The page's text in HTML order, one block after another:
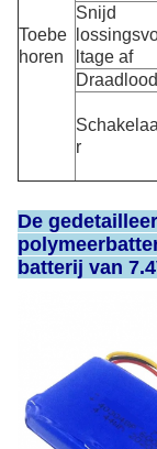
Toebe
horen
Snijd
ltage af
Draadlood
Schakelaa
r
De
batterij van